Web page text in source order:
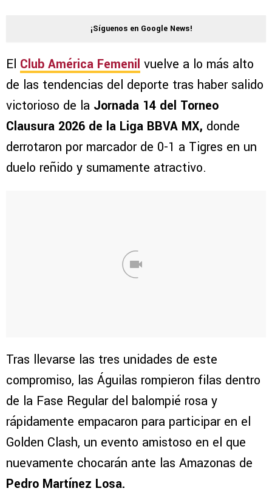
¡Síguenos en Google News!
El Club América Femenil vuelve a lo más alto
de las tendencias del deporte tras haber salido
victorioso de la Jornada 14 del Torneo
Clausura 2026 de la Liga BBVA MX, donde
derrotaron por marcador de 0-1 a Tigres en un
duelo reñido y sumamente atractivo.
Tras llevarse las tres unidades de este
compromiso, las Águilas rompieron filas dentro
de la Fase Regular del balompié rosa y
rápidamente empacaron para participar en el
Golden Clash, un evento amistoso en el que
nuevamente chocarán ante las Amazonas de
Pedro Martínez Losa.